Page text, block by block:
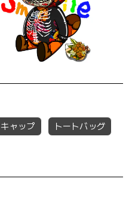
キャップ トートバッグ